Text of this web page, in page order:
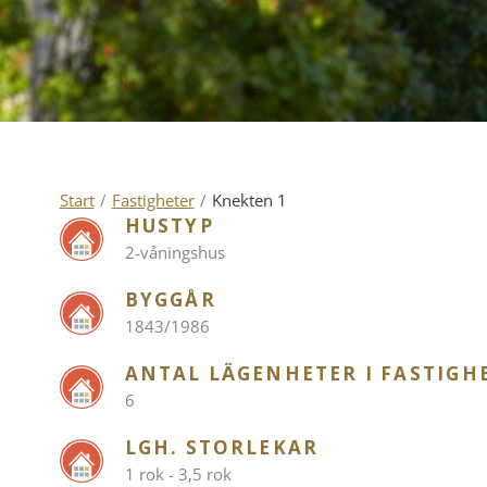
Start / Fastigheter / Knekten 1
HUSTYP
2-våningshus
BYGGÅR
1843/1986
ANTAL LÄGENHETER I
6
LGH. STORLEKAR
1 rok - 3,5 rok